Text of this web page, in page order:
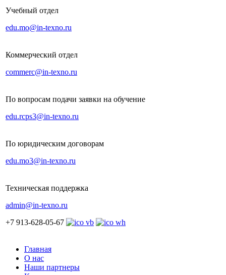
Учебный отдел
edu.mo@in-texno.ru
Коммерческий отдел
commerc@in-texno.ru
По вопросам подачи заявки на обучение
edu.rcps3@in-texno.ru
По юридическим договорам
edu.mo3@in-texno.ru
Техническая поддержка
admin@in-texno.ru
+7 913-628-05-67
Главная
О нас
Наши партнеры